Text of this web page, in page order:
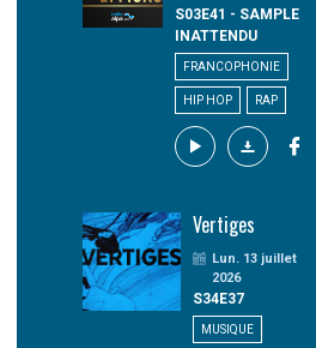
S03E41 - SAMPLE
INATTENDU
FRANCOPHONIE
HIP HOP RAP
Vertiges
Lun. 13 juillet
2026
S34E37
MUSIQUE